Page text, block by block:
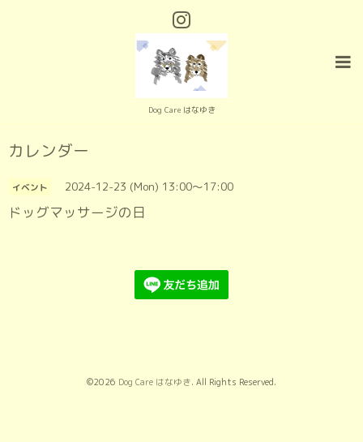
Dog Care はなゆき
カレンダー
イベント 2024-12-23 (Mon) 13:00～17:00
ドッグマッサージの日
©2026 Dog Care はなゆき. All Rights Reserved.